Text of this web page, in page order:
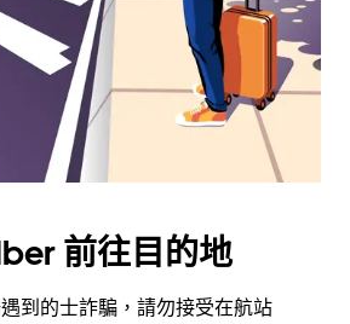
前往目的地
到的士詐騙，請勿接受在航站